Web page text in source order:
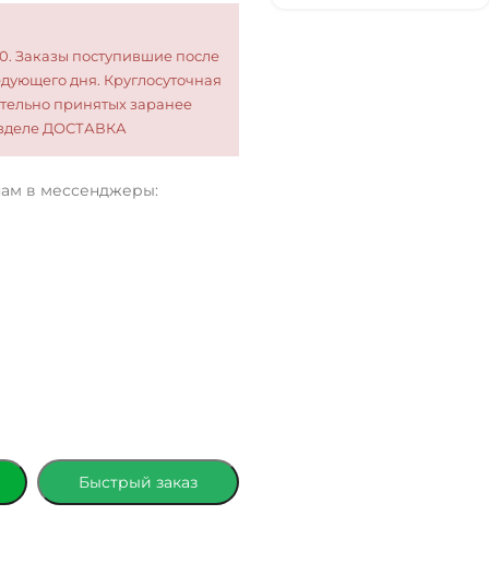
Заказы поступившие после
дня. Круглосуточная
принятых заранее
ДОСТАВКА
в мессенджеры:
Быстрый заказ